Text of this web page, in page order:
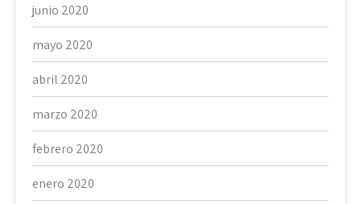
junio 2020
mayo 2020
abril 2020
marzo 2020
febrero 2020
enero 2020